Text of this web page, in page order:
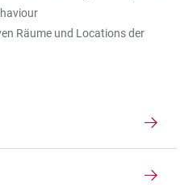
Räume und Locations der